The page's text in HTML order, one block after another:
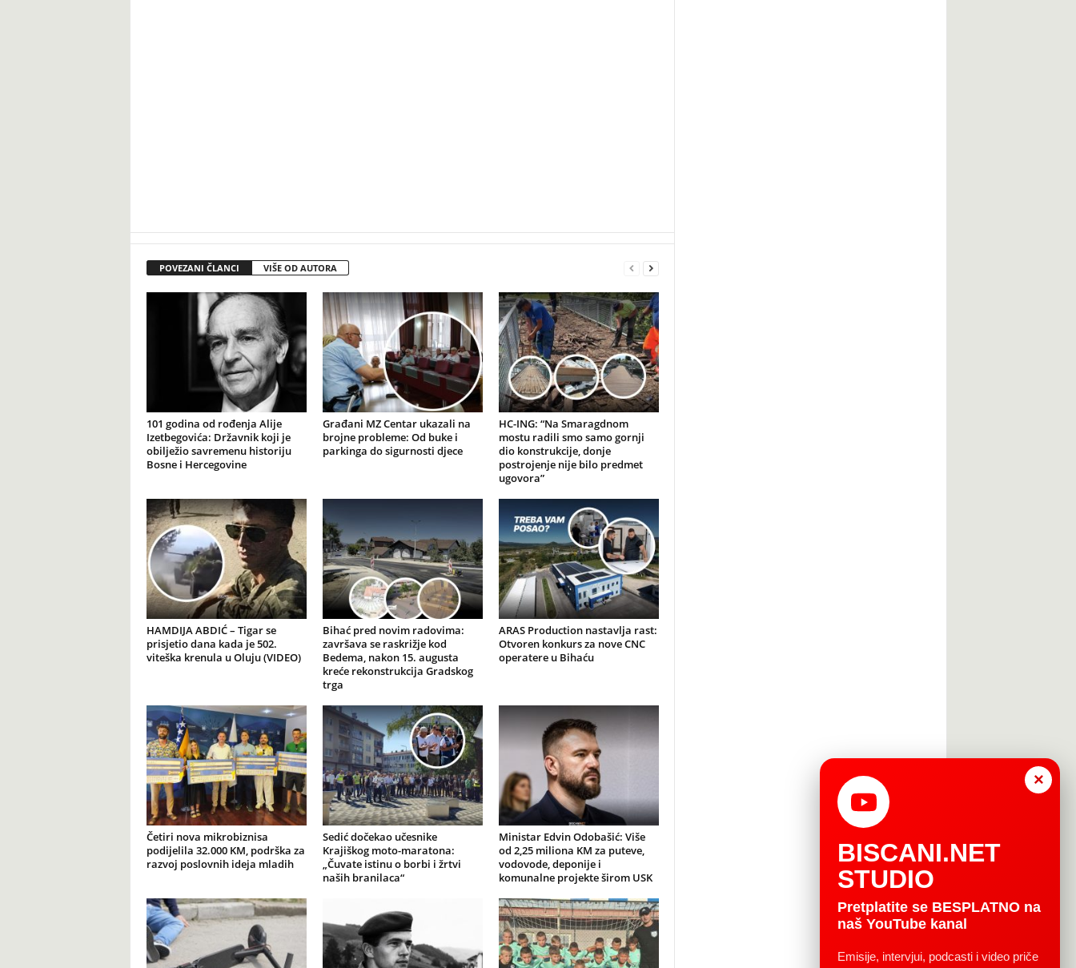
POVEZANI ČLANCI VIŠE OD AUTORA
101 godina od rođenja Alije
Izetbegovića: Državnik koji je
obilježio savremenu historiju
Bosne i Hercegovine
Građani MZ Centar ukazali na
brojne probleme: Od buke i
parkinga do sigurnosti djece
HC-ING: “Na Smaragdnom
mostu radili smo samo gornji
dio konstrukcije, donje
postrojenje nije bilo predmet
ugovora”
HAMDIJA ABDIĆ – Tigar se
prisjetio dana kada je 502.
viteška krenula u Oluju (VIDEO)
Bihać pred novim radovima:
završava se raskrižje kod
Bedema, nakon 15. augusta
kreće rekonstrukcija Gradskog
trga
ARAS Production nastavlja rast:
Otvoren konkurs za nove CNC
operatere u Bihaću
Četiri nova mikrobiznisa
podijelila 32.000 KM, podrška za
razvoj poslovnih ideja mladih
Sedić dočekao učesnike
Krajiškog moto-maratona:
„Čuvate istinu o borbi i žrtvi
naših branilaca“
Ministar Edvin Odobašić: Više
od 2,25 miliona KM za puteve,
vodovode, deponije i
komunalne projekte širom USK
×
BISCANI.NET
STUDIO
Pretplatite se BESPLATNO na
naš YouTube kanal
Emisije, intervjui, podcasti i video priče